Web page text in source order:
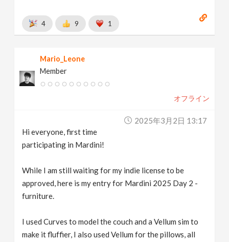
4 9 1
Mario_Leone
Member
オフライン
2025年3月2日 13:17
Hi everyone, first time
participating in Mardini!
While I am still waiting for my indie license to be
approved, here is my entry for Mardini 2025 Day 2 -
furniture.
I used Curves to model the couch and a Vellum sim to
make it fluffier, I also used Vellum for the pillows, all